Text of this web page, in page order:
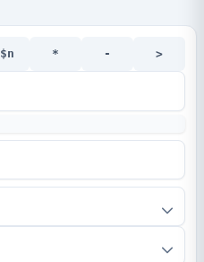
* - >